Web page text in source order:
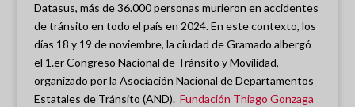
Datasus, más de 36.000 personas murieron en accidentes
de tránsito en todo el país en 2024. En este contexto, los
días 18 y 19 de noviembre, la ciudad de Gramado albergó
el 1.er Congreso Nacional de Tránsito y Movilidad,
organizado por la Asociación Nacional de Departamentos
Estatales de Tránsito (AND). Fundación Thiago Gonzaga